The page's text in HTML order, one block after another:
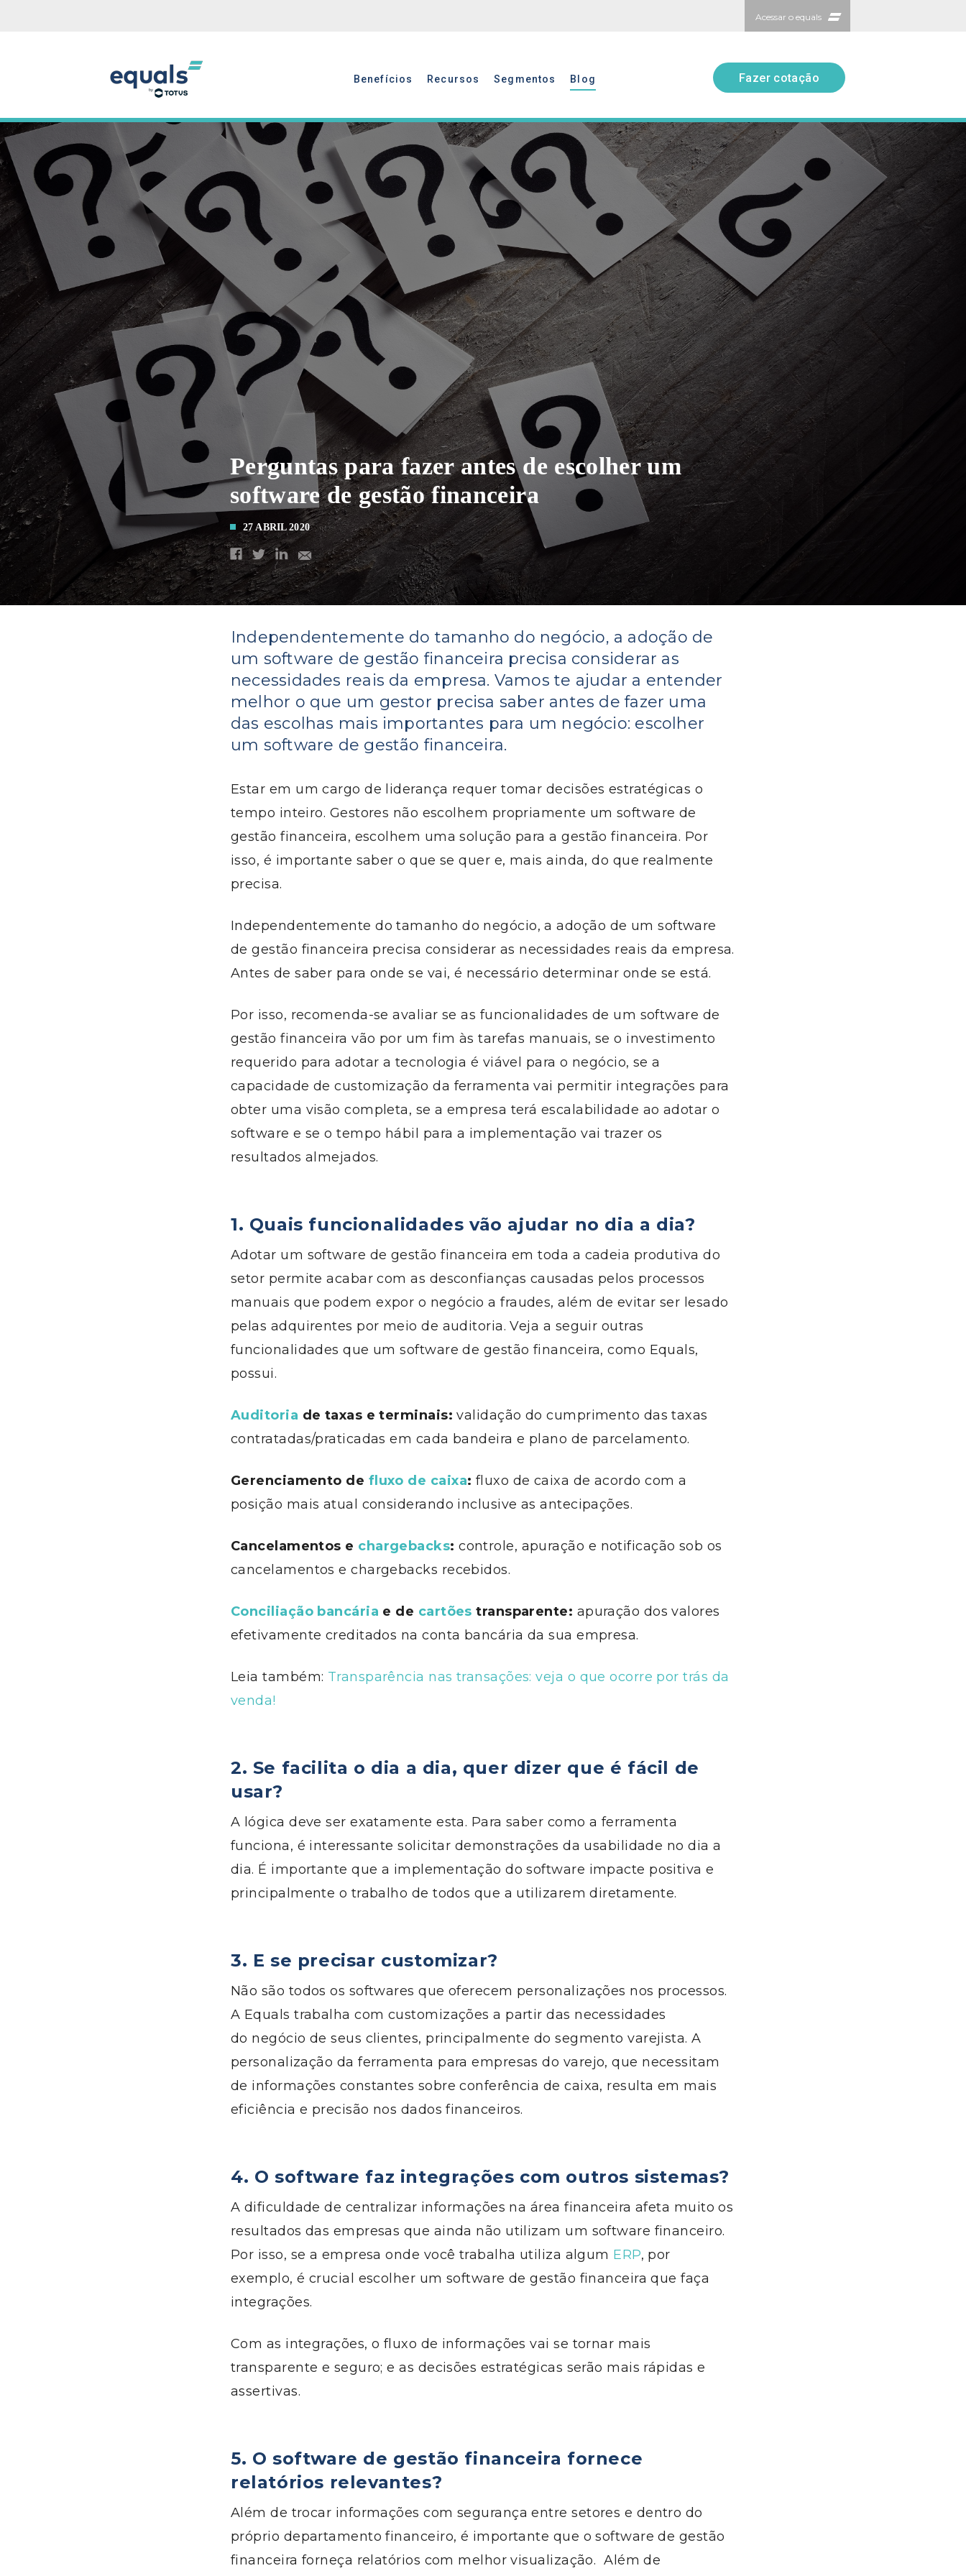
Acessar o equals
Fazer cotação
Benefícios Recursos Segmentos Blog
Fazer cotação
Perguntas para fazer antes de escolher um
software de gestão financeira
27 ABRIL 2020
Independentemente do tamanho do negócio, a adoção de
um software de gestão financeira precisa considerar as
necessidades reais da empresa. Vamos te ajudar a entender
melhor o que um gestor precisa saber antes de fazer uma
das escolhas mais importantes para um negócio: escolher
um software de gestão financeira.
Estar em um cargo de liderança requer tomar decisões estratégicas o
tempo inteiro. Gestores não escolhem propriamente um software de
gestão financeira, escolhem uma solução para a gestão financeira. Por
isso, é importante saber o que se quer e, mais ainda, do que realmente
precisa.
Independentemente do tamanho do negócio, a adoção de um software
de gestão financeira precisa considerar as necessidades reais da empresa.
Antes de saber para onde se vai, é necessário determinar onde se está.
Por isso, recomenda-seavaliar se as funcionalidades de um software de
gestão financeira vão por um fim às tarefas manuais, se o investimento
requerido para adotar a tecnologia é viável para o negócio, se a
capacidade de customização da ferramenta vai permitir integrações para
obter uma visão completa, se a empresa terá escalabilidade ao adotar o
software e se o tempo hábil para a implementação vai trazer os
resultados almejados.
1. Quais funcionalidades vão ajudar no dia a dia?
Adotar um software de gestão financeira em toda a cadeia produtiva do
setor permite acabar com as desconfianças causadas pelos processos
manuais que podem expor o negócio a fraudes, além de evitar ser lesado
pelas adquirentes por meio de auditoria. Veja a seguir outras
funcionalidades que um software de gestão financeira, como Equals,
possui.
Auditoria de taxas e terminais: validação do cumprimento das taxas
contratadas/praticadas em cada bandeira e plano de parcelamento.
Gerenciamento de fluxo de caixa: fluxo de caixa de acordo com a
posição mais atual considerando inclusive as antecipações.
Cancelamentos e chargebacks:controle, apuração e notificação sob os
cancelamentos echargebacks recebidos.
Conciliação bancária e de cartões transparente: apuração dos valores
efetivamente creditados na conta bancária da sua empresa.
Leia também: Transparência nas transações: veja o que ocorre por trás da
venda!
2. Se facilita o dia a dia, quer dizer que é fácil de
usar?
A lógica deve ser exatamente esta. Para saber como a ferramenta
funciona, é interessante solicitar demonstrações da usabilidade no dia a
dia. É importante que a implementação do software impacte positiva e
principalmente o trabalho de todos que a utilizarem diretamente.
3. E se precisar customizar?
Não são todos os softwares que oferecem personalizações nos processos.
A Equals trabalha com customizações a partir das necessidades
do negócio de seus clientes, principalmente do segmento varejista. A
personalização da ferramenta para empresas do varejo, que necessitam
de informações constantes sobre conferência de caixa, resulta em mais
eficiência e precisão nos dados financeiros.
4. O software faz integrações com outros sistemas?
A dificuldade de centralizar informações na área financeira afeta muito os
resultados das empresas que ainda não utilizam um software financeiro.
Por isso, se a empresa onde você trabalha utiliza algum ERP, por
exemplo, é crucial escolher um software de gestão financeira que faça
integrações.
Com as integrações, o fluxo de informações vai se tornar mais
transparente e seguro; e as decisões estratégicas serão mais rápidas e
assertivas.
5. O software de gestão financeira fornece
relatórios relevantes?
Além de trocar informações com segurança entre setores e dentro do
próprio departamento financeiro, é importante que o software de gestão
financeira forneça relatórios com melhor visualização. Além de